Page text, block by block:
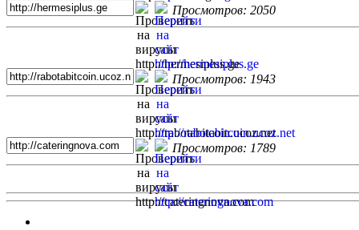
Просмотров: 2050
Просмотров: 1943
Просмотров: 1789